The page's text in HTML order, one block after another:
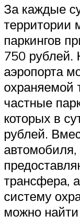
За каждые
территории
паркингов
750 рублей.
аэропорта
охраняемой
частные
которых в
рублей.
автомобиля,
трансфера,
систему
можно